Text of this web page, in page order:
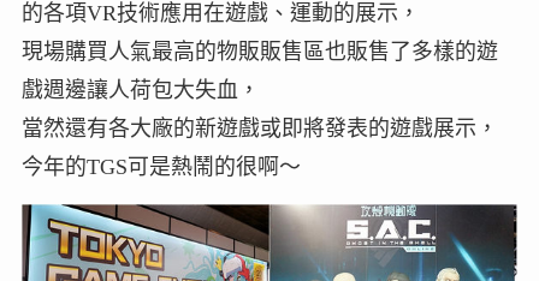
的各項VR技術應用在遊戲、運動的展示，
現場購買人氣最高的物販販售區也販售了多樣的遊
戲週邊讓人荷包大失血，
當然還有各大廠的新遊戲或即將發表的遊戲展示，
今年的TGS可是熱鬧的很啊～